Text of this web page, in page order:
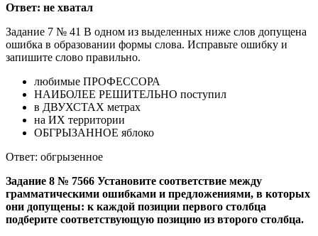
Ответ: не хватал
Задание 7 № 41 В одном из выделенных ниже слов допущена
ошибка в образовании формы слова. Исправьте ошибку и
запишите слово правильно.
любимые ПРОФЕССОРА
НАИБОЛЕЕ РЕШИТЕЛЬНО поступил
в ДВУХСТАХ метрах
на ИХ территории
ОБГРЫЗАННОЕ яблоко
Ответ: обгрызенное
Задание 8 № 7566 Установите соответствие между
грамматическими ошибками и предложениями, в которых
они допущены: к каждой позиции первого столбца
подберите соответствующую позицию из второго столбца.